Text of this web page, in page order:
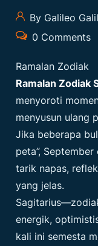
By Galileo
0 Comments
Ramalan Zodiak
Ramalan Zodiak
menyoroti
menyusun ulang
Jika beberapa
peta”,
tarik napas,
yang jelas.
energik,
kali ini semesta